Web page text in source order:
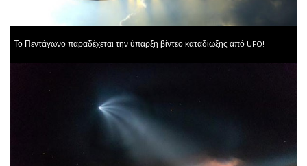
Το Πεντάγωνο παραδέχεται την ύπαρξη βίντεο καταδίωξης από UFO!